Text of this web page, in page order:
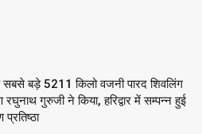
सबसे बड़े 5211 किलो वजनी पारद शिवलिंग
रघुनाथ गुरुजी ने किया, हरिद्वार में सम्पन्न हुई
प्रतिष्ठा